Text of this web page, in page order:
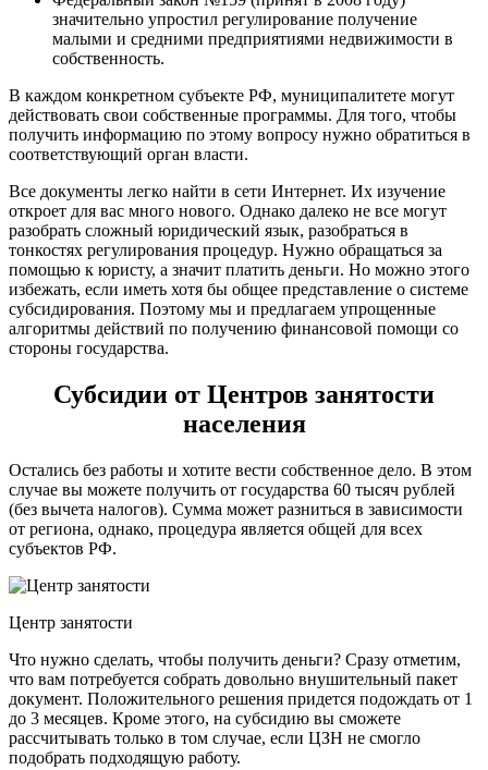
значительно упростил регулирование получение
малыми и средними предприятиями недвижимости в
собственность.
В каждом конкретном субъекте РФ, муниципалитете могут
действовать свои собственные программы. Для того, чтобы
получить информацию по этому вопросу нужно обратиться в
соответствующий орган власти.
Все документы легко найти в сети Интернет. Их изучение
откроет для вас много нового. Однако далеко не все могут
разобрать сложный юридический язык, разобраться в
тонкостях регулирования процедур. Нужно обращаться за
помощью к юристу, а значит платить деньги. Но можно этого
избежать, если иметь хотя бы общее представление о системе
субсидирования. Поэтому мы и предлагаем упрощенные
алгоритмы действий по получению финансовой помощи со
стороны государства.
Субсидии от Центров занятости
населения
Остались без работы и хотите вести собственное дело. В этом
случае вы можете получить от государства 60 тысяч рублей
(без вычета налогов). Сумма может разниться в зависимости
от региона, однако, процедура является общей для всех
субъектов РФ.
Центр занятости
Что нужно сделать, чтобы получить деньги? Сразу отметим,
что вам потребуется собрать довольно внушительный пакет
документ. Положительного решения придется подождать от 1
до 3 месяцев. Кроме этого, на субсидию вы сможете
рассчитывать только в том случае, если ЦЗН не смогло
подобрать подходящую работу.